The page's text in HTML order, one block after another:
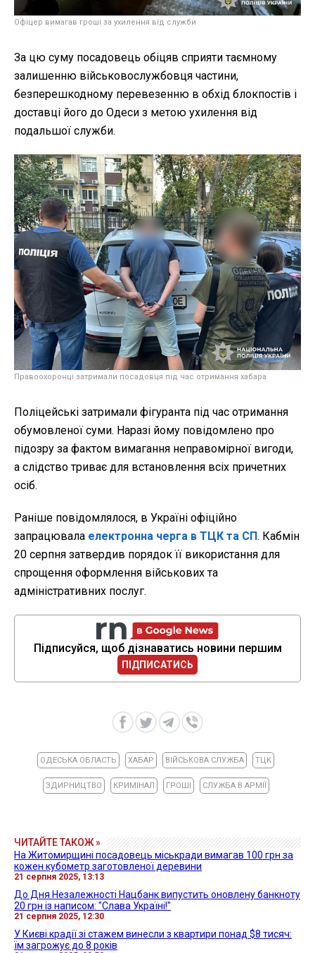
Офіцер вимагав гроші за ухилення від служби
За цю суму посадовець обіцяв сприяти таємному
залишенню військовослужбовця частини,
безперешкодному перевезенню в обхід блокпостів і
доставці його до Одеси з метою ухилення від
подальшої служби.
Правоохоронці затримали посадовця під час отримання хабара
Поліцейські затримали фігуранта під час отримання
обумовленої суми. Наразі йому повідомлено про
підозру за фактом вимагання неправомірної вигоди,
а слідство триває для встановлення всіх причетних
осіб.
Раніше повідомлялося, в Україні офіційно
запрацювала електронна черга в ТЦК та СП. Кабмін
20 серпня затвердив порядок її використання для
спрощення оформлення військових та
адміністративних послуг.
Підписуйся, щоб дізнаватись новини першим
ПІДПИСАТИСЬ
ОДЕСЬКА ОБЛАСТЬ ХАБАР ВІЙСЬКОВА СЛУЖБА ТЦК
ЗДИРНИЦТВО КРИМІНАЛ ГРОШІ СЛУЖБА В АРМІЇ
ЧИТАЙТЕ ТАКОЖ »
На Житомирщині посадовець міськради вимагав 100 грн за
кожен кубометр заготовленої деревини
21 серпня 2025, 13:13
До Дня Незалежності Нацбанк випустить оновлену банкноту
20 грн із написом: "Слава Україні!"
21 серпня 2025, 12:30
У Києві крадії зі стажем винесли з квартири понад $8 тисяч:
їм загрожує до 8 років